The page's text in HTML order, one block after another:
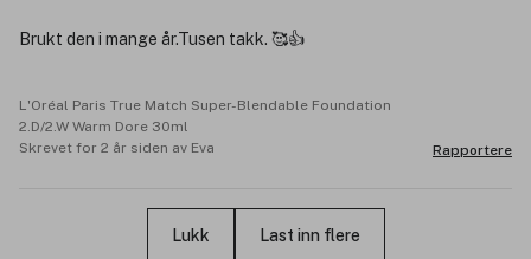
Brukt den i mange år.Tusen takk. 🥰👍
L'Oréal Paris True Match Super-Blendable Foundation
2.D/2.W Warm Dore 30ml
Skrevet for 2 år siden av Eva
Rapportere
Lukk Last inn flere